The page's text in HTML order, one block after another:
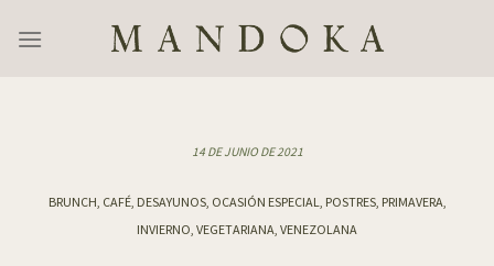
14 DE JUNIO DE 2021
BRUNCH, CAFÉ, DESAYUNOS, OCASIÓN ESPECIAL, POSTRES, PRIMAVERA,
INVIERNO, VEGETARIANA, VENEZOLANA